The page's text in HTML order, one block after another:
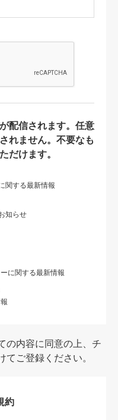
配信されます。任意
れません。不要なも
だけます。
関する最新情報
知らせ
に関する最新情報
の内容に同意の上、チ
ご登録ください。
約